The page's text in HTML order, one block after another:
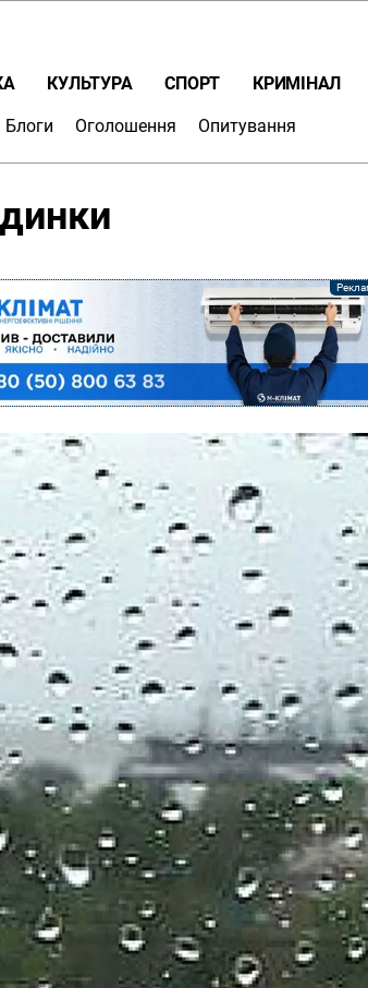
КУЛЬТУРА СПОРТ КРИМІНАЛ
Блоги Оголошення Опитування